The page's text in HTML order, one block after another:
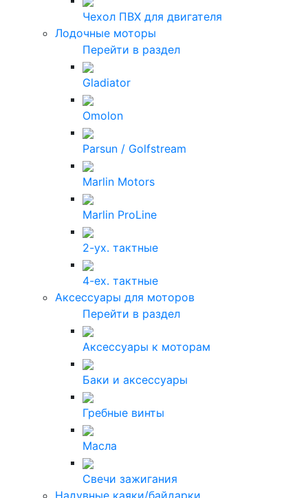
Чехол ПВХ для двигателя
Лодочные моторы
Перейти в раздел
Gladiator
Omolon
Parsun / Golfstream
Marlin Motors
Marlin ProLine
2-ух. тактные
4-ех. тактные
Аксессуары для моторов
Перейти в раздел
Аксессуары к моторам
Баки и аксессуары
Гребные винты
Масла
Свечи зажигания
Надувные каяки/байдарки